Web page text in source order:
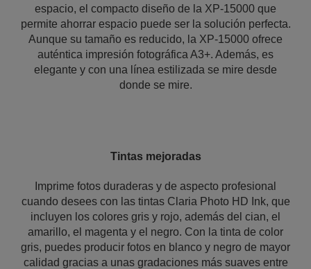
espacio, el compacto diseño de la XP-15000 que
permite ahorrar espacio puede ser la solución perfecta.
Aunque su tamaño es reducido, la XP-15000 ofrece
auténtica impresión fotográfica A3+. Además, es
elegante y con una línea estilizada se mire desde
donde se mire.
Tintas mejoradas
Imprime fotos duraderas y de aspecto profesional
cuando desees con las tintas Claria Photo HD Ink, que
incluyen los colores gris y rojo, además del cian, el
amarillo, el magenta y el negro. Con la tinta de color
gris, puedes producir fotos en blanco y negro de mayor
calidad gracias a unas gradaciones más suaves entre